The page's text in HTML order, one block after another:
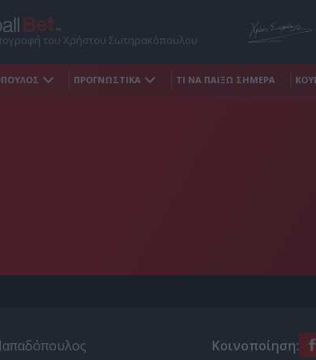
του Χρήστου Σωτηρακόπουλου
ΠΡΟΓΝΩΣΤΙΚΑ ΤΙ ΝΑ ΠΑΙΞΩ ΣΗΜΕΡΑ
Κοινοποίηση: